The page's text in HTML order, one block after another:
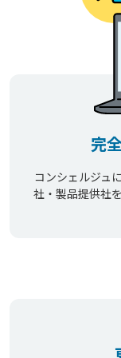
完
コンシェルジュ
社・製品提供社